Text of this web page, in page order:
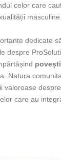
celor care
masculine.
dedicate
despre
Natura
valoroase
care au